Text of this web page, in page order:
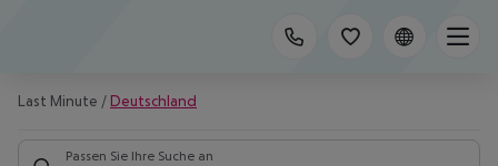
Last Minute / Deutschland
Passen Sie Ihre Suche an